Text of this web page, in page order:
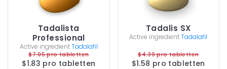
Tadalista
Professional
Active ingredientTadalafil
$7.05 pro tabletten
$1.83 pro tabletten
Tadalis SX
Active ingredientTadalafil
$4.39 pro tabletten
$1.58 pro tabletten